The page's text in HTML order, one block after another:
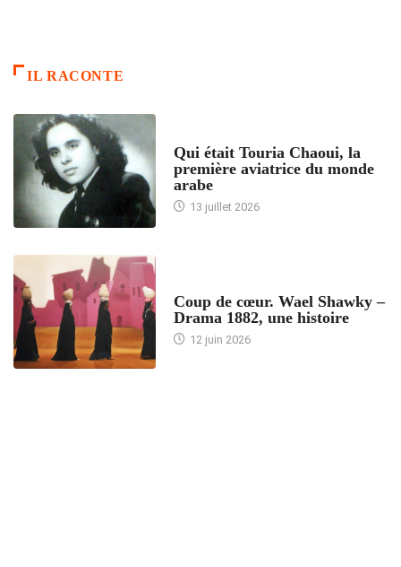
IL RACONTE
Qui était Touria Chaoui, la
première aviatrice du monde
arabe
13 juillet 2026
Coup de cœur. Wael Shawky –
Drama 1882, une histoire
12 juin 2026